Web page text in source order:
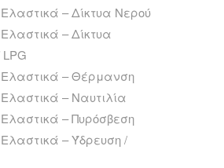
– Δίκτυα Νερού
– Δίκτυα
– Θέρμανση
– Ναυτιλία
– Πυρόσβεση
– Ύδρευση /